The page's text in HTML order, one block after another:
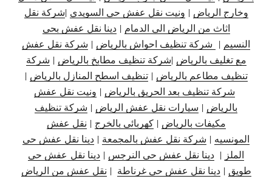
وخارج الرياض | ونيت نقل عفش حي السويدي |شركة نقل
اثاث من الرياض الى الدمام |دينا نقل عفش بحي
النسيم | شركة تنظيف احواش بالرياض | شركة نقل عفش
مع تغليف بالرياض |شركة تنظيف مطابخ بالرياض | شركة
تنظيف مطاعم بالرياض |تنظيف اسطح المنازل بالرياض |
شركة تنظيف بعد الحريق بالرياض | ونيت نقل عفش
بالرياض | سيارات نقل عفش الرياض | شركة تنظيف
مكيفات بالرياض |كهربائي بالخرج | نقل عفش
المونسيه | شركة نقل عفش بالمجمعة | دينا نقل عفش حي
الملز | دينا نقل عفش حي النرجس | دينا نقل عفش حي
طويق |دينا نقل عفش حي غرناطة | نقل عفش من الرياض